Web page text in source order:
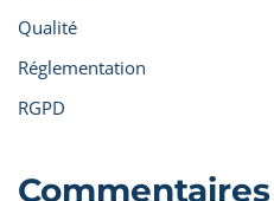
Qualité
Réglementation
RGPD